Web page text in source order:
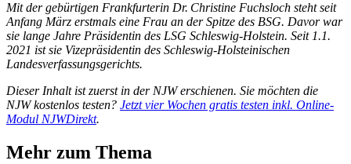
Mit der gebürtigen Frankfurterin Dr. Christine Fuchsloch steht seit
Anfang März erstmals eine Frau an der Spitze des BSG. Davor war
sie lange Jahre Präsidentin des LSG Schleswig-Holstein. Seit 1.1.​
2021 ist sie Vizepräsidentin des Schleswig-Holsteinischen
Landesverfassungsgerichts.
Dieser Inhalt ist zuerst in der NJW erschienen. Sie möchten die
NJW kostenlos testen? Jetzt vier Wochen gratis testen inkl. Online-
Modul NJWDirekt.
Mehr zum Thema